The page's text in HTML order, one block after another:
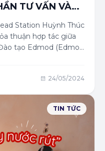
TƯ VẤN VÀ
THỐNG
Station Huỳnh Thúc
thuận hợp tác giữa
tạo Edmod (Edmod
mô hình hợp tác
viên và người đi làm
tỏa văn hóa đọc
24/05/2024
TIN TỨC